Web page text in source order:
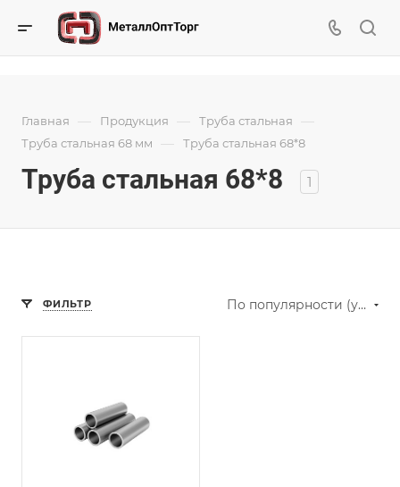
Главная — Продукция — Труба стальная —
Труба стальная 68 мм — Труба стальная 68*8
Труба стальная 68*8 1
ФИЛЬТР По популярности (убывание)